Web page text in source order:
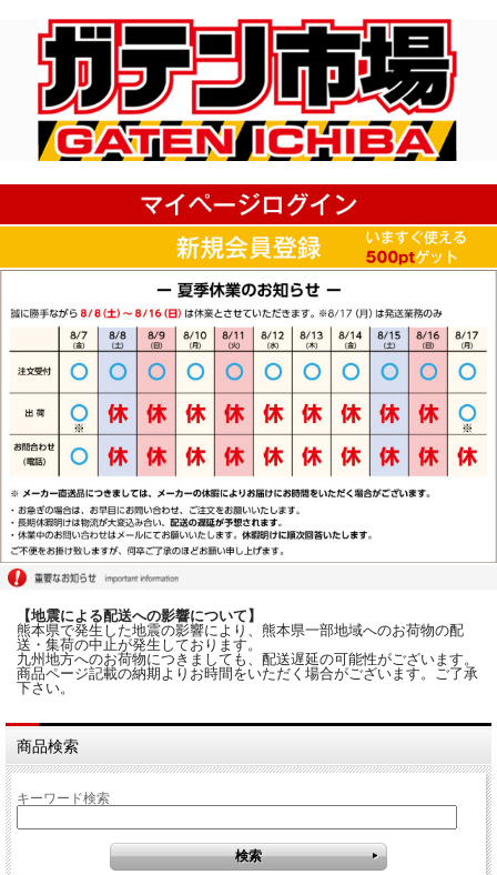
【地震による配送への影響について】
熊本県で発生した地震の影響により、熊本県一部地域へのお荷物の配
送・集荷の中止が発生しております。
九州地方へのお荷物につきましても、配送遅延の可能性がございます。
商品ページ記載の納期よりお時間をいただく場合がございます。ご了承
下さい。
商品検索
キーワード検索